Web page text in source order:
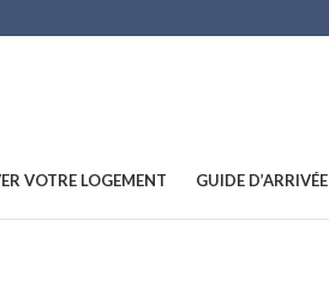
VOTRE LOGEMENT GUIDE D’ARRIVÉE